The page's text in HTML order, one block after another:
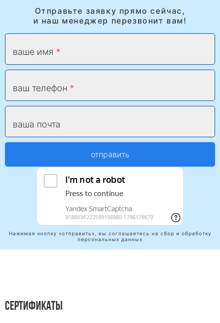
Отправьте заявку прямо сейчас,
и наш менеджер перезвонит вам!
ваше имя
ваш телефон
ваша почта
отправить
Нажимая кнопку «отправить», вы соглашаетесь на сбор и обработку
персональных данных
СЕРТИФИКАТЫ